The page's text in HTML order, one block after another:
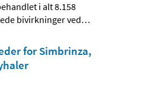
i alt 8.158
bivirkninger ved…
for Simbrinza,